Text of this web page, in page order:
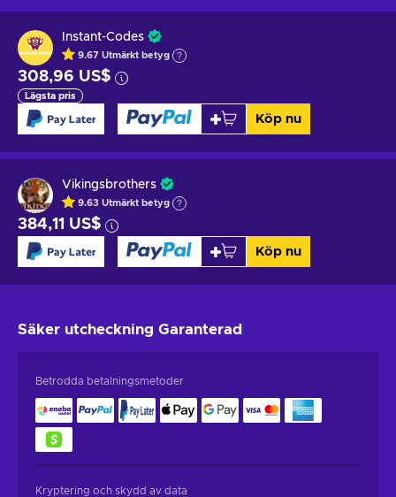
Instant-Codes
9.67 Utmärkt betyg
308,96 US$
Lägsta pris
Köp nu
Vikingsbrothers
9.63 Utmärkt betyg
384,11 US$
Köp nu
Säker utcheckning Garanterad
Betrodda betalningsmetoder
Kryptering och skydd av data